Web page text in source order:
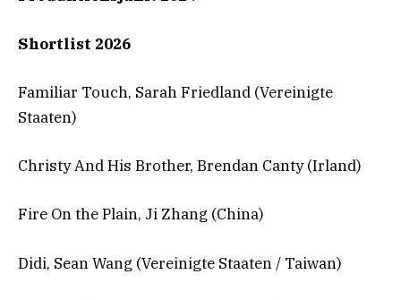
Shortlist 2026
Familiar Touch, Sarah Friedland (Vereinigte
Staaten)
Christy And His Brother, Brendan Canty (Irland)
Fire On the Plain, Ji Zhang (China)
Didi, Sean Wang (Vereinigte Staaten / Taiwan)